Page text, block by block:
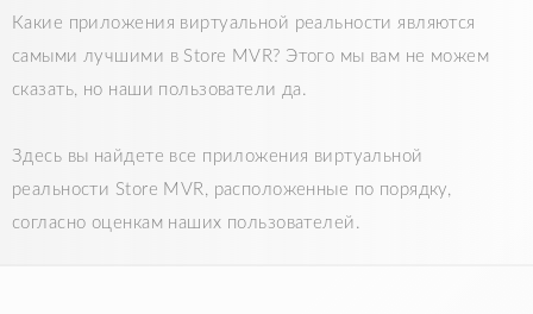
Какие приложения виртуальной реальности являются
самыми лучшими в Store MVR? Этого мы вам не можем
сказать, но наши пользователи да.
Здесь вы найдете все приложения виртуальной
реальности Store MVR, расположенные по порядку,
согласно оценкам наших пользователей.